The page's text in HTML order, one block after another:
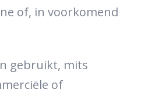
of, in voorkomend
gebruikt, mits
of